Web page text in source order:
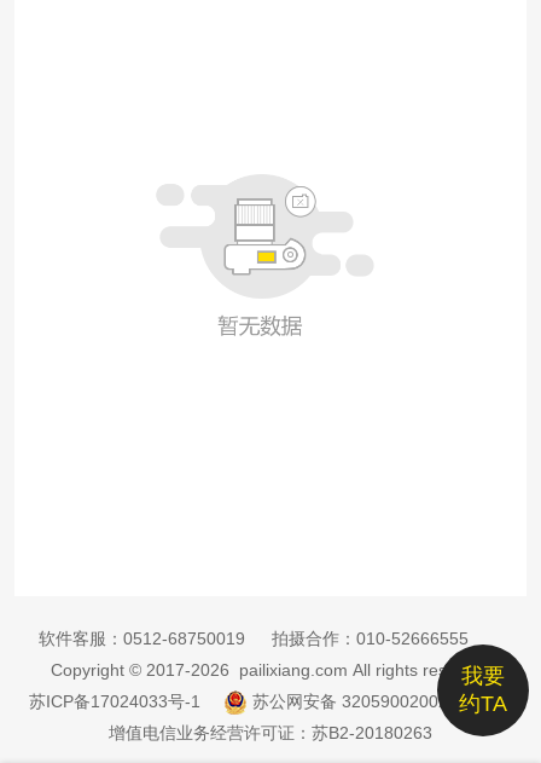
我要
约TA
软件客服： 0512-68750019 拍摄合作： 010-52666555
Copyright © 2017-2026 pailixiang.com All rights reserved
苏ICP备17024033号-1
苏公网安备 32059002002885号
增值电信业务经营许可证：苏B2-20180263